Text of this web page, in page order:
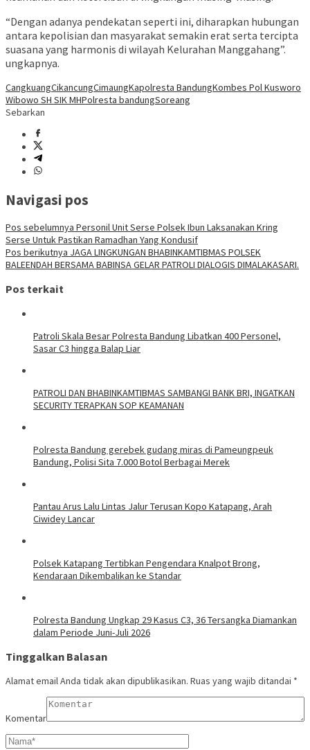
“Dengan adanya pendekatan seperti ini, diharapkan hubungan
antara kepolisian dan masyarakat semakin erat serta tercipta
suasana yang harmonis di wilayah Kelurahan Manggahang”.
ungkapnya.
CangkuangCikancungCimaungKapolresta BandungKombes Pol Kusworo
Wibowo SH SIK MHPolresta bandungSoreang
Sebarkan
Navigasi pos
Pos sebelumnya Personil Unit Serse Polsek Ibun Laksanakan Kring
Serse Untuk Pastikan Ramadhan Yang Kondusif
Pos berikutnya JAGA LINGKUNGAN BHABINKAMTIBMAS POLSEK
BALEENDAH BERSAMA BABINSA GELAR PATROLI DIALOGIS DIMALAKASARI.
Pos terkait
Patroli Skala Besar Polresta Bandung Libatkan 400 Personel,
Sasar C3 hingga Balap Liar
‎PATROLI DAN BHABINKAMTIBMAS SAMBANGI BANK BRI, INGATKAN
SECURITY TERAPKAN SOP KEAMANAN
Polresta Bandung gerebek gudang miras di Pameungpeuk
Bandung, Polisi Sita 7.000 Botol Berbagai Merek
Pantau Arus Lalu Lintas Jalur Terusan Kopo Katapang, Arah
Ciwidey Lancar
Polsek Katapang Tertibkan Pengendara Knalpot Brong,
Kendaraan Dikembalikan ke Standar
Polresta Bandung Ungkap 29 Kasus C3, 36 Tersangka Diamankan
dalam Periode Juni-Juli 2026
Tinggalkan Balasan
Alamat email Anda tidak akan dipublikasikan. Ruas yang wajib ditandai *
Komentar